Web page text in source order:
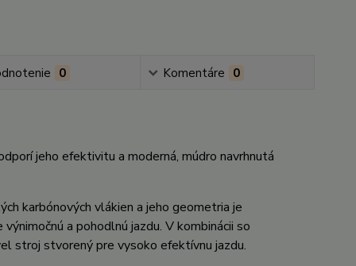
0 Komentáre 0
jeho efektivitu a moderná, múdro navrhnutá
karbónových vlákien a jeho geometria je
a pohodlnú jazdu. V kombinácii so
stroj stvorený pre vysoko efektívnu jazdu.